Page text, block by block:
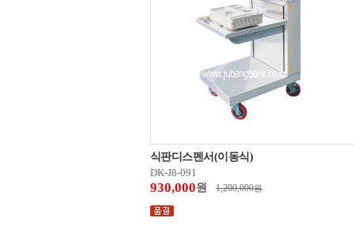
식판디스펜서(이동식)
DK-J8-091
930,000원 1,200,000원